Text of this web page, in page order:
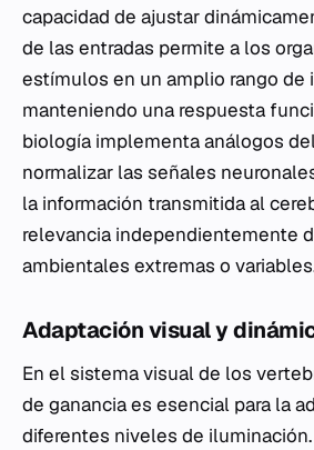
capacidad de ajustar
de las entradas permite a los
estímulos en un amplio rango de
manteniendo una respuesta
biología implementa análogos
normalizar las señales
la información transmitida al
relevancia independientemente
ambientales extremas o
Adaptación visual y
En el sistema visual de los
de ganancia es esencial para la
diferentes niveles de